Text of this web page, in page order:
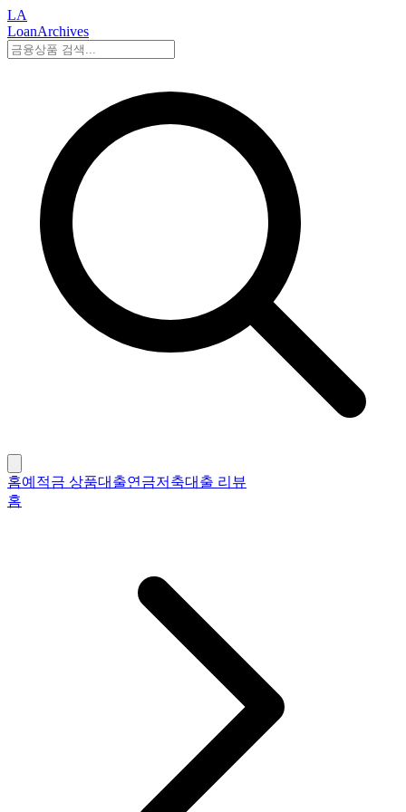
LA
LoanArchives
홈예적금 상품대출연금저축대출 리뷰
홈